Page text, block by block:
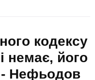
кодексу
немає, його
- Нефьодов